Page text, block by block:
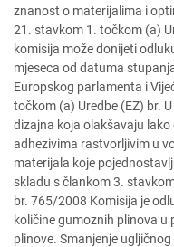
znanost o materijalima i
21. stavkom 1. točkom (a)
komisija može donijeti
mjeseca od datuma
Europskog parlamenta i
točkom (a) Uredbe (EZ) br.
dizajna koja olakšavaju
adhezivima rastvorljivim u
materijala koje
skladu s člankom 3.
br. 765/2008 Komisija je
količine gumoznih plinova
plinove. Smanjenje